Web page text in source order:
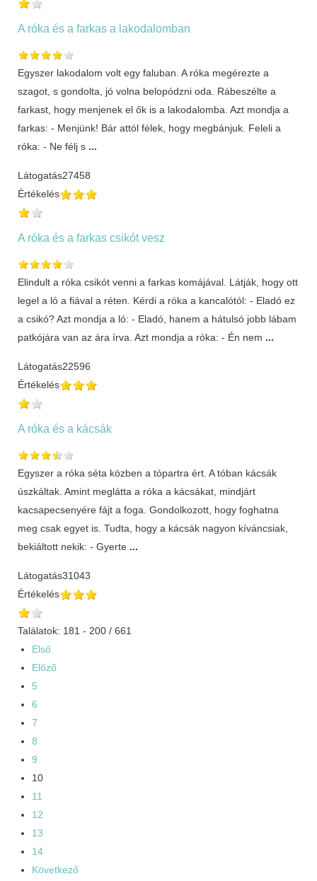
A róka és a farkas a lakodalomban
Egyszer lakodalom volt egy faluban. A róka megérezte a
szagot, s gondolta, jó volna belopódzni oda. Rábeszélte a
farkast, hogy menjenek el ők is a lakodalomba. Azt mondja a
farkas: - Menjünk! Bár attól félek, hogy megbánjuk. Feleli a
róka: - Ne félj s ...
Látogatás27458
Értékelés
A róka és a farkas csikót vesz
Elindult a róka csikót venni a farkas komájával. Látják, hogy ott
legel a ló a fiával a réten. Kérdi a róka a kancalótól: - Eladó ez
a csikó? Azt mondja a ló: - Eladó, hanem a hátulsó jobb lábam
patkójára van az ára írva. Azt mondja a róka: - Én nem ...
Látogatás22596
Értékelés
A róka és a kácsák
Egyszer a róka séta közben a tópartra ért. A tóban kácsák
úszkáltak. Amint meglátta a róka a kácsákat, mindjárt
kacsapecsenyére fájt a foga. Gondolkozott, hogy foghatna
meg csak egyet is. Tudta, hogy a kácsák nagyon kíváncsiak,
bekiáltott nekik: - Gyerte ...
Látogatás31043
Értékelés
Találatok: 181 - 200 / 661
Első
Előző
5
6
7
8
9
10
11
12
13
14
Következő